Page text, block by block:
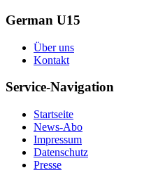
German U15
Über uns
Kontakt
Service-Navigation
Startseite
News-Abo
Impressum
Datenschutz
Presse